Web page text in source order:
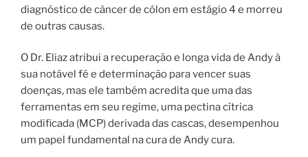
diagnóstico de câncer de cólon em estágio 4 e morreu
de outras causas.
O Dr. Eliaz atribui a recuperação e longa vida de Andy à
sua notável fé e determinação para vencer suas
doenças, mas ele também acredita que uma das
ferramentas em seu regime, uma pectina cítrica
modificada (MCP) derivada das cascas, desempenhou
um papel fundamental na cura de Andy cura.